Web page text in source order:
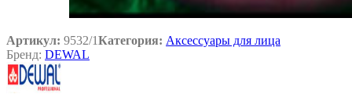
Артикул: 9532/1Категория: Аксессуары для лица
Бренд: DEWAL